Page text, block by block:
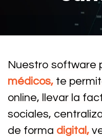
Nuestro software
médicos, te
online, llevar la
sociales,
de forma digital,